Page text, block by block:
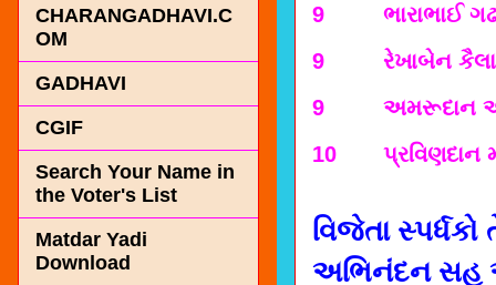
9
ભારાભાઈ
9
રેખાબેન
9
અમરૂદાન
10
પ્રવિણદાન
વિજેતા
અભિનંદન સહ
CHARANGADHAVI.C
OM
GADHAVI
CGIF
Search Your Name in
the Voter's List
Matdar Yadi
Download